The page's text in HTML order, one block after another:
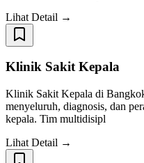
Lihat Detail →
Klinik Sakit Kepala
Klinik Sakit Kepala di
menyeluruh, diagnosis, dan
kepala. Tim multidisipl
Lihat Detail →